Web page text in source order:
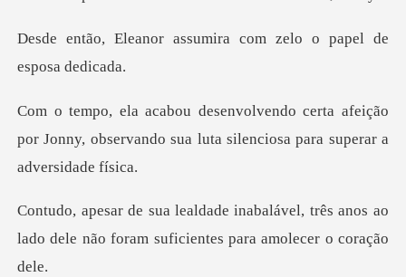
ssumira com zelo o pap
afeição
por Jonny, observando sua luta sil
vel, três anos ao
lado dele não foram s